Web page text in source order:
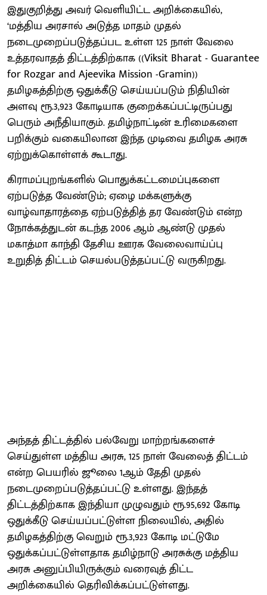
இதுகுறித்து அவர் வெளியிட்ட அறிக்கையில்,
‘மத்திய அரசால் அடுத்த மாதம் முதல்
நடைமுறைப்படுத்தப்பட உள்ள 125 நாள் வேலை
உத்தரவாதத் திட்டத்திற்காக ((Viksit Bharat - Guarantee
for Rozgar and Ajeevika Mission -Gramin))
தமிழகத்திற்கு ஒதுக்கீடு செய்யப்படும் நிதியின்
அளவு ரூ.3,923 கோடியாக குறைக்கப்பட்டிருப்பது
பெரும் அநீதியாகும். தமிழ்நாட்டின் உரிமைகளை
பறிக்கும் வகையிலான இந்த முடிவை தமிழக அரசு
ஏற்றுக்கொள்ளக் கூடாது.
கிராமப்புறங்களில் பொதுக்கட்டமைப்புகளை
ஏற்படுத்த வேண்டும்; ஏழை மக்களுக்கு
வாழ்வாதாரத்தை ஏற்படுத்தித் தர வேண்டும் என்ற
நோக்கத்துடன் கடந்த 2006 ஆம் ஆண்டு முதல்
மகாத்மா காந்தி தேசிய ஊரக வேலைவாய்ப்பு
உறுதித் திட்டம் செயல்படுத்தப்பட்டு வருகிறது.
அந்தத் திட்டத்தில் பல்வேறு மாற்றங்களைச்
செய்துள்ள மத்திய அரசு, 125 நாள் வேலைத் திட்டம்
என்ற பெயரில் ஜூலை 1ஆம் தேதி முதல்
நடைமுறைப்படுத்தப்பட்டு உள்ளது. இந்தத்
திட்டத்திற்காக இந்தியா முழுவதும் ரூ.95,692 கோடி
ஒதுக்கீடு செய்யப்பட்டுள்ள நிலையில், அதில்
தமிழகத்திற்கு வெறும் ரூ.3,923 கோடி மட்டுமே
ஒதுக்கப்பட்டுள்ளதாக தமிழ்நாடு அரசுக்கு மத்திய
அரசு அனுப்பியிருக்கும் வரைவுத் திட்ட
அறிக்கையில் தெரிவிக்கப்பட்டுள்ளது.